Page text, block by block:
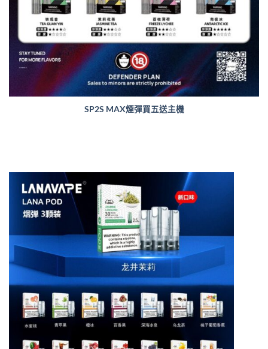
SP2S MAX煙彈買五送主機